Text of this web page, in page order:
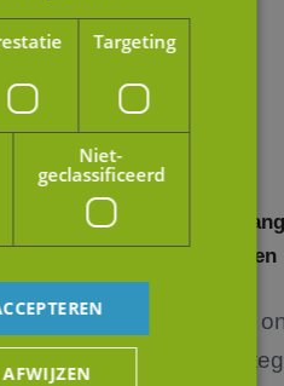
het verschil
kopers
nadenkt over de
in
Het
Targeting
Niet-
geclassificeerd